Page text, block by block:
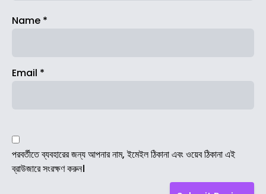
Name *
Email *
পরবর্তীতে ব্যবহারের জন্য আপনার নাম, ইমেইল ঠিকানা এবং ওয়েব ঠিকানা এই
ব্রাউজারে সংরক্ষণ করুন।